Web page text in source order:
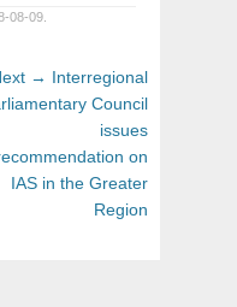
08-09.
→ Next
post:
Interregional
Council
issues
on
IAS in the Greater
Region